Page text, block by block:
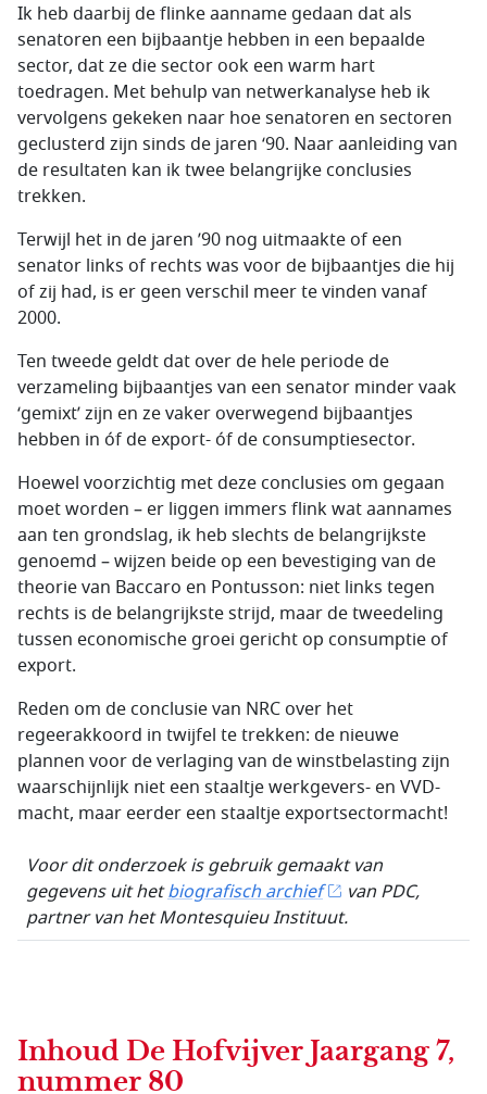
Ik heb daarbij de flinke aanname gedaan dat als
senatoren een bijbaantje hebben in een bepaalde
sector, dat ze die sector ook een warm hart
toedragen. Met behulp van netwerkanalyse heb ik
vervolgens gekeken naar hoe senatoren en sectoren
geclusterd zijn sinds de jaren ‘90. Naar aanleiding van
de resultaten kan ik twee belangrijke conclusies
trekken.
Terwijl het in de jaren ’90 nog uitmaakte of een
senator links of rechts was voor de bijbaantjes die hij
of zij had, is er geen verschil meer te vinden vanaf
2000.
Ten tweede geldt dat over de hele periode de
verzameling bijbaantjes van een senator minder vaak
‘gemixt’ zijn en ze vaker overwegend bijbaantjes
hebben in óf de export- óf de consumptiesector.
Hoewel voorzichtig met deze conclusies om gegaan
moet worden – er liggen immers flink wat aannames
aan ten grondslag, ik heb slechts de belangrijkste
genoemd – wijzen beide op een bevestiging van de
theorie van Baccaro en Pontusson: niet links tegen
rechts is de belangrijkste strijd, maar de tweedeling
tussen economische groei gericht op consumptie of
export.
Reden om de conclusie van NRC over het
regeerakkoord in twijfel te trekken: de nieuwe
plannen voor de verlaging van de winstbelasting zijn
waarschijnlijk niet een staaltje werkgevers- en VVD-
macht, maar eerder een staaltje exportsectormacht!
Voor dit onderzoek is gebruik gemaakt van
gegevens uit hetbiografisch archief
van PDC,
partner van het Montesquieu Instituut.
Inhoud De Hofvijver Jaargang 7,
nummer 80